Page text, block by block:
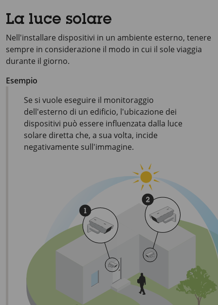
La luce solare
Nell'installare dispositivi in un ambiente esterno, tenere
sempre in considerazione il modo in cui il sole viaggia
durante il giorno.
Esempio
Se si vuole eseguire il monitoraggio
dell'esterno di un edificio, l'ubicazione dei
dispositivi può essere influenzata dalla luce
solare diretta che, a sua volta, incide
negativamente sull'immagine.